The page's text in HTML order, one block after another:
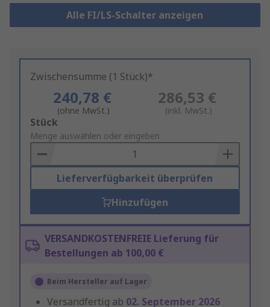
Alle FI/LS-Schalter anzeigen
Zwischensumme (1 Stück)*
240,78 €
(ohne MwSt.)
286,53 €
(inkl. MwSt.)
Add
to
Basket
Stück
Menge auswählen oder eingeben
Lieferverfügbarkeit überprüfen
Hinzufügen
VERSANDKOSTENFREIE Lieferung für
Bestellungen ab 100,00 €
Beim Hersteller auf Lager
Versandfertig ab 02. September 2026